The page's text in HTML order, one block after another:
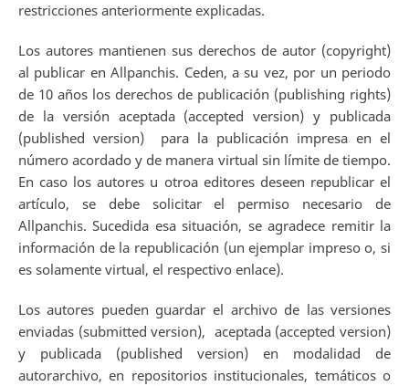
restricciones anteriormente explicadas.
Los autores mantienen sus derechos de autor (copyright)
al publicar en Allpanchis. Ceden, a su vez, por un periodo
de 10 años los derechos de publicación (publishing rights)
de la versión aceptada (accepted version) y publicada
(published version) para la publicación impresa en el
número acordado y de manera virtual sin límite de tiempo.
En caso los autores u otroa editores deseen republicar el
artículo, se debe solicitar el permiso necesario de
Allpanchis. Sucedida esa situación, se agradece remitir la
información de la republicación (un ejemplar impreso o, si
es solamente virtual, el respectivo enlace).
Los autores pueden guardar el archivo de las versiones
enviadas (submitted version), aceptada (accepted version)
y publicada (published version) en modalidad de
autorarchivo, en repositorios institucionales, temáticos o